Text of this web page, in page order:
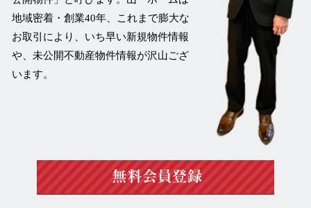
地域密着・創業40年、これまで膨大な
お取引により、いち早い新規物件情報
や、未公開不動産物件情報が沢山ござ
います。